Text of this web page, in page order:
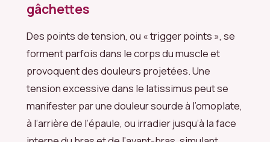
gâchettes
Des points de tension, ou « trigger points », se
forment parfois dans le corps du muscle et
provoquent des douleurs projetées. Une
tension excessive dans le latissimus peut se
manifester par une douleur sourde à l’omoplate,
à l’arrière de l’épaule, ou irradier jusqu’à la face